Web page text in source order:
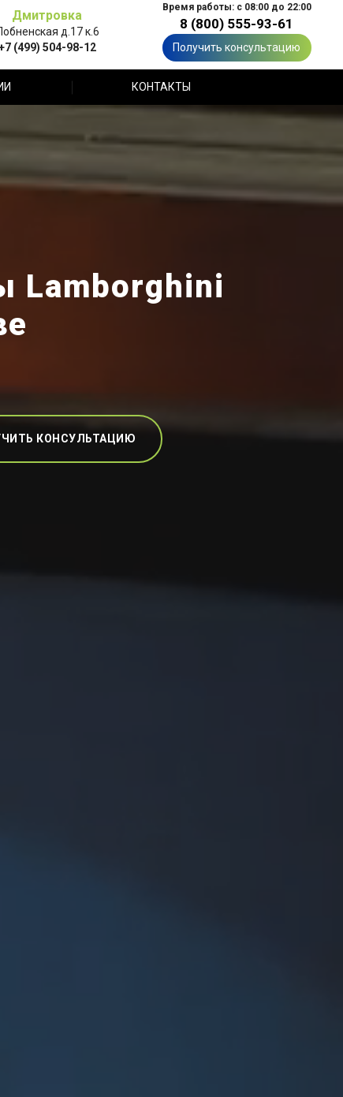
Дмитровка
д.17 к.6
(499) 504-98-12
Время работы: с 08:00 до 22:00
8 (800) 555-93-61
Получить консультацию
КОНТАКТЫ
Lamborghini
КОНСУЛЬТАЦИЮ